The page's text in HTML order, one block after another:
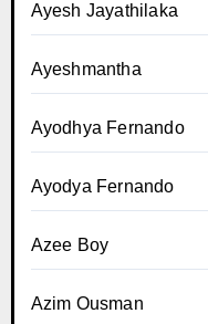
Ayesh Jayathilaka
Ayeshmantha
Ayodhya Fernando
Ayodya Fernando
Azee Boy
Azim Ousman